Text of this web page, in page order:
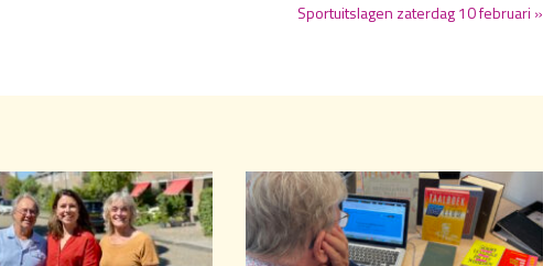
Sportuitslagen zaterdag 10 februari »